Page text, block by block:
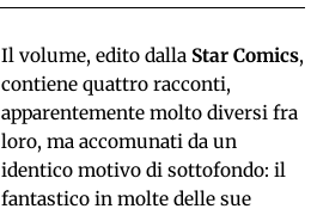
Il volume, edito dalla Star Comics,
contiene quattro racconti,
apparentemente molto diversi fra
loro, ma accomunati da un
identico motivo di sottofondo: il
fantastico in molte delle sue